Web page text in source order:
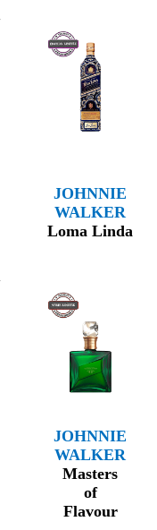
JOHNNIE
WALKER
Loma Linda
JOHNNIE
WALKER
Masters
of
Flavour